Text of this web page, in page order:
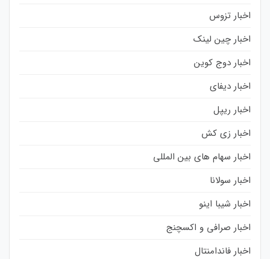
اخبار تزوس
اخبار چین لینک
اخبار دوج کوین
اخبار دیفای
اخبار ریپل
اخبار زی کش
اخبار سهام های بین المللی
اخبار سولانا
اخبار شیبا اینو
اخبار صرافی و اکسچنج
اخبار فاندامنتال